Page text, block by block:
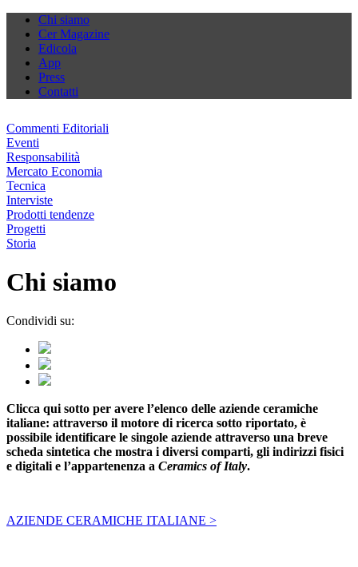
Chi siamo
Cer Magazine
Edicola
App
Press
Contatti
Commenti Editoriali
Eventi
Responsabilità
Mercato Economia
Tecnica
Interviste
Prodotti tendenze
Progetti
Storia
Chi siamo
Condividi su:
Clicca qui sotto per avere l’elenco delle aziende ceramiche
italiane: attraverso il motore di ricerca sotto riportato, è
possibile identificare le singole aziende attraverso una breve
scheda sintetica che mostra i diversi comparti, gli indirizzi fisici
e digitali e l’appartenenza a Ceramics of Italy.
AZIENDE CERAMICHE ITALIANE >